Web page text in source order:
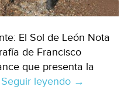
El Sol de León Nota
de Francisco
que presenta la
Seguir leyendo Pretendía
→